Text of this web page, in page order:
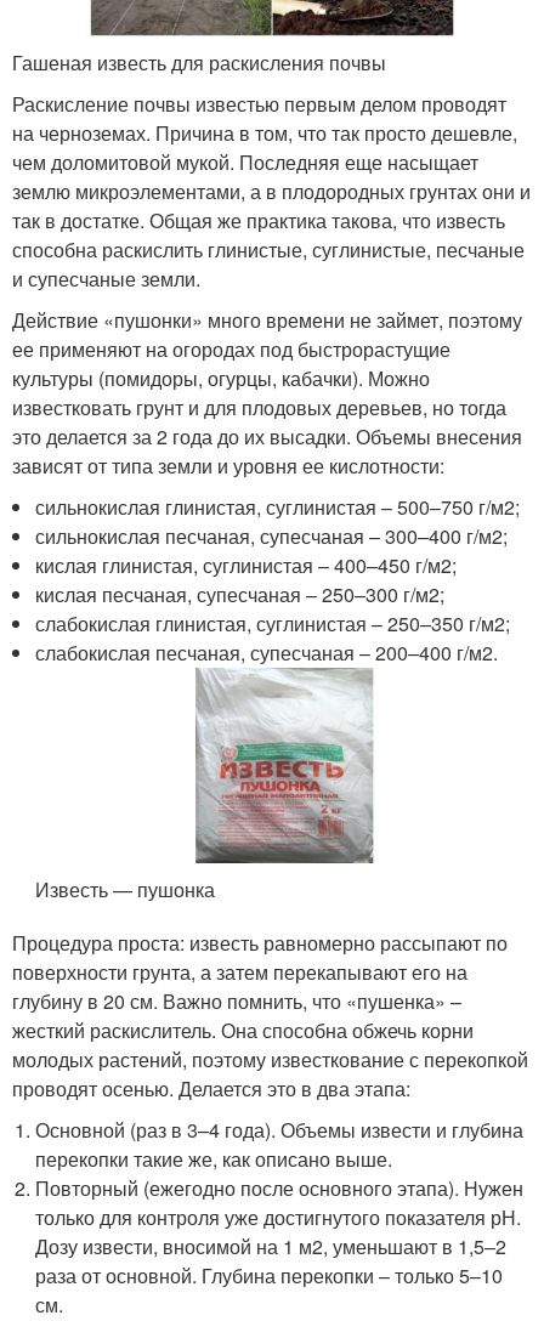
Гашеная известь для раскисления почвы
Раскисление почвы известью первым делом проводят
на черноземах. Причина в том, что так просто дешевле,
чем доломитовой мукой. Последняя еще насыщает
землю микроэлементами, а в плодородных грунтах они и
так в достатке. Общая же практика такова, что известь
способна раскислить глинистые, суглинистые, песчаные
и супесчаные земли.
Действие «пушонки» много времени не займет, поэтому
ее применяют на огородах под быстрорастущие
культуры (помидоры, огурцы, кабачки). Можно
известковать грунт и для плодовых деревьев, но тогда
это делается за 2 года до их высадки. Объемы внесения
зависят от типа земли и уровня ее кислотности:
сильнокислая глинистая, суглинистая – 500–750 г/м2;
сильнокислая песчаная, супесчаная – 300–400 г/м2;
кислая глинистая, суглинистая – 400–450 г/м2;
кислая песчаная, супесчаная – 250–300 г/м2;
слабокислая глинистая, суглинистая – 250–350 г/м2;
слабокислая песчаная, супесчаная – 200–400 г/м2.
Известь — пушонка
Процедура проста: известь равномерно рассыпают по
поверхности грунта, а затем перекапывают его на
глубину в 20 см. Важно помнить, что «пушенка» –
жесткий раскислитель. Она способна обжечь корни
молодых растений, поэтому известкование с перекопкой
проводят осенью. Делается это в два этапа:
Основной (раз в 3–4 года). Объемы извести и глубина
перекопки такие же, как описано выше.
Повторный (ежегодно после основного этапа). Нужен
только для контроля уже достигнутого показателя рН.
Дозу извести, вносимой на 1 м2, уменьшают в 1,5–2
раза от основной. Глубина перекопки – только 5–10
см.